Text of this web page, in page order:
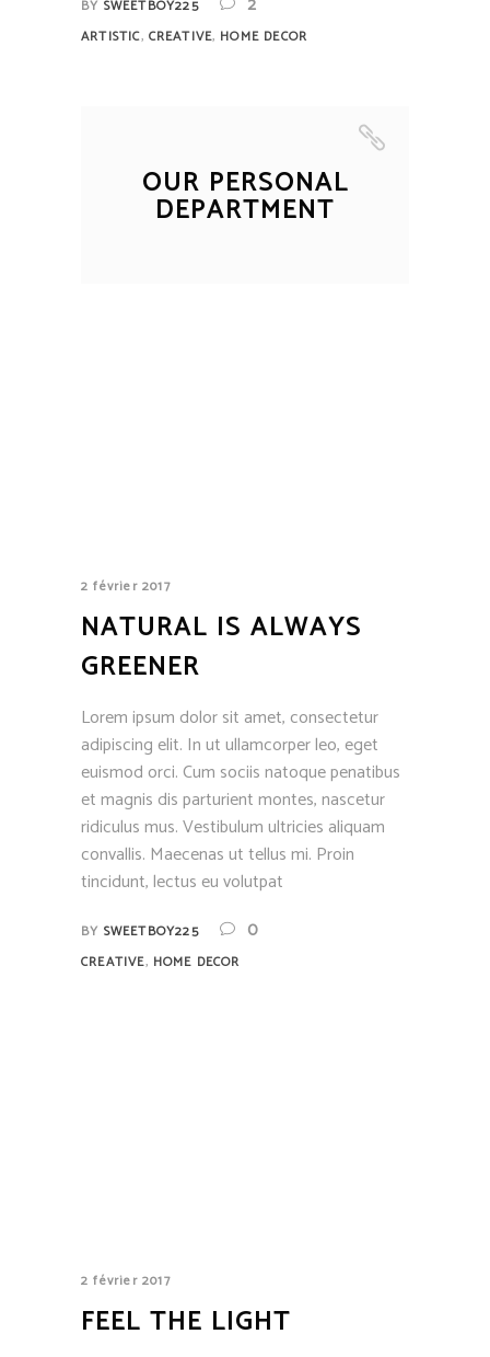
BY SWEETBOY225
ARTISTIC, CREATIVE, HOME DECOR
OUR PERSONAL
DEPARTMENT
2 février 2017
NATURAL IS ALWAYS
GREENER
Lorem ipsum dolor sit amet, consectetur
adipiscing elit. In ut ullamcorper leo, eget
euismod orci. Cum sociis natoque penatibus
et magnis dis parturient montes, nascetur
ridiculus mus. Vestibulum ultricies aliquam
convallis. Maecenas ut tellus mi. Proin
tincidunt, lectus eu volutpat
BY SWEETBOY225 0
CREATIVE, HOME DECOR
2 février 2017
FEEL THE LIGHT